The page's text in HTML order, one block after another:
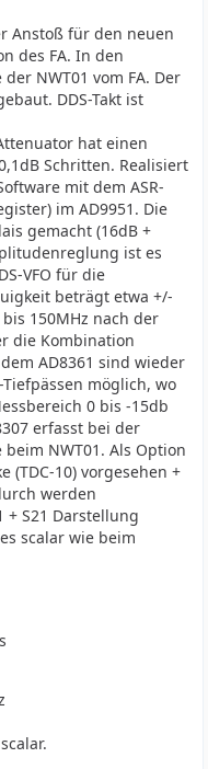
Anstoß für den neuen
des FA. In den
NWT01 vom FA. Der
DDS-Takt ist
hat einen
Schritten. Realisiert
mit dem ASR-
im AD9951. Die
gemacht (16dB +
ist es
VFO für die
beträgt etwa +/-
150MHz nach der
die Kombination
AD8361 sind wieder
möglich, wo
0 bis -15db
erfasst bei der
NWT01. Als Option
(TDC-10) vorgesehen +
werden
S21 Darstellung
scalar wie beim